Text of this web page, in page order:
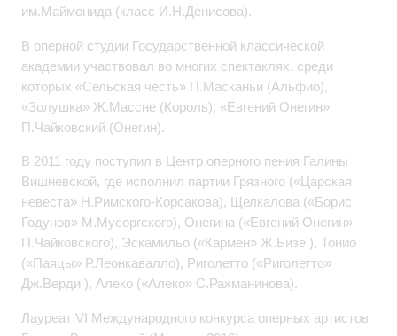
им.Маймонида (класс И.Н.Денисова).
В оперной студии Государственной классической
академии участвовал во многих спектаклях, среди
которых «Сельская честь» П.Масканьи (Альфио),
«Золушка» Ж.Массне (Король), «Евгений Онегин»
П.Чайковский (Онегин).
В 2011 году поступил в Центр оперного пения Галины
Вишневской, где исполнил партии Грязного («Царская
невеста» Н.Римского-Корсакова), Щелкалова («Борис
Годунов» М.Мусоргского), Онегина («Евгений Онегин»
П.Чайковского), Эскамильо («Кармен» Ж.Бизе ), Тонио
(«Паяцы» Р.Леонкавалло), Риголетто («Риголетто»
Дж.Верди ), Алеко («Алеко» С.Рахманинова).
Лауреат VI Международного конкурса оперных артистов